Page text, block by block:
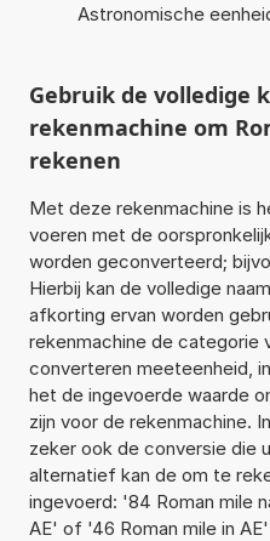
Astronomische
Gebruik de volledige
rekenmachine om
rekenen
Met deze rekenmachine is
voeren met de
worden geconverteerd;
Hierbij kan de volledige
afkorting ervan worden
rekenmachine de categorie
converteren meeteenheid,
het de ingevoerde waarde
zijn voor de rekenmachine.
zeker ook de conversie die
alternatief kan de om te
ingevoerd: '84 Roman mile
AE' of '46 Roman mile in